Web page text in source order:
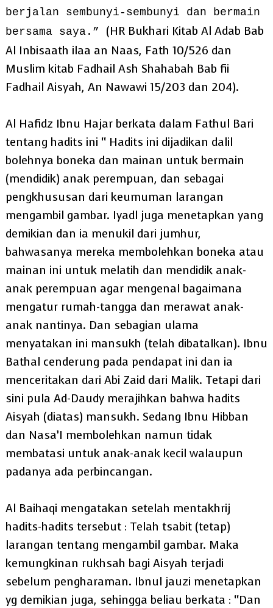
berjalan sembunyi-sembunyi dan bermain
bersama saya.” (HR Bukhari Kitab Al Adab Bab
Al Inbisaath ilaa an Naas, Fath 10/526 dan
Muslim kitab Fadhail Ash Shahabah Bab fii
Fadhail Aisyah, An Nawawi 15/203 dan 204).
Al Hafidz Ibnu Hajar berkata dalam Fathul Bari
tentang hadits ini “ Hadits ini dijadikan dalil
bolehnya boneka dan mainan untuk bermain
(mendidik) anak perempuan, dan sebagai
pengkhususan dari keumuman larangan
mengambil gambar. Iyadl juga menetapkan yang
demikian dan ia menukil dari jumhur,
bahwasanya mereka membolehkan boneka atau
mainan ini untuk melatih dan mendidik anak-
anak perempuan agar mengenal bagaimana
mengatur rumah-tangga dan merawat anak-
anak nantinya. Dan sebagian ulama
menyatakan ini mansukh (telah dibatalkan). Ibnu
Bathal cenderung pada pendapat ini dan ia
menceritakan dari Abi Zaid dari Malik. Tetapi dari
sini pula Ad-Daudy merajihkan bahwa hadits
Aisyah (diatas) mansukh. Sedang Ibnu Hibban
dan Nasa’I membolehkan namun tidak
membatasi untuk anak-anak kecil walaupun
padanya ada perbincangan.
Al Baihaqi mengatakan setelah mentakhrij
hadits-hadits tersebut : Telah tsabit (tetap)
larangan tentang mengambil gambar. Maka
kemungkinan rukhsah bagi Aisyah terjadi
sebelum pengharaman. Ibnul jauzi menetapkan
yg demikian juga, sehingga beliau berkata : “Dan